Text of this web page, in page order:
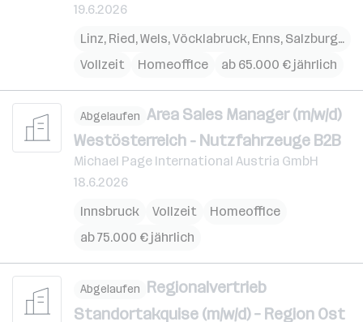
19.6.2026
Linz, Ried,Wels,Vöcklabruck, Enns, Salzburg,St.
Vollzeit
Homeoffice ab 65.000 € jährlich
Abgelaufen Area Sales Manager (m/w/d)
Westösterreich - Nutzfahrzeuge B2B
Michael Page International Austria GmbH
18.6.2026
Innsbruck
Vollzeit
Homeoffice
ab 75.000 € jährlich
Abgelaufen Regionalvertrieb
Standortakquise (m/w/d) – Region Ost